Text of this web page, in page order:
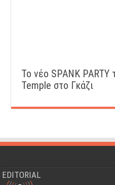
Το νέο SPANK
Temple στο Γκάζι
EDITORIAL